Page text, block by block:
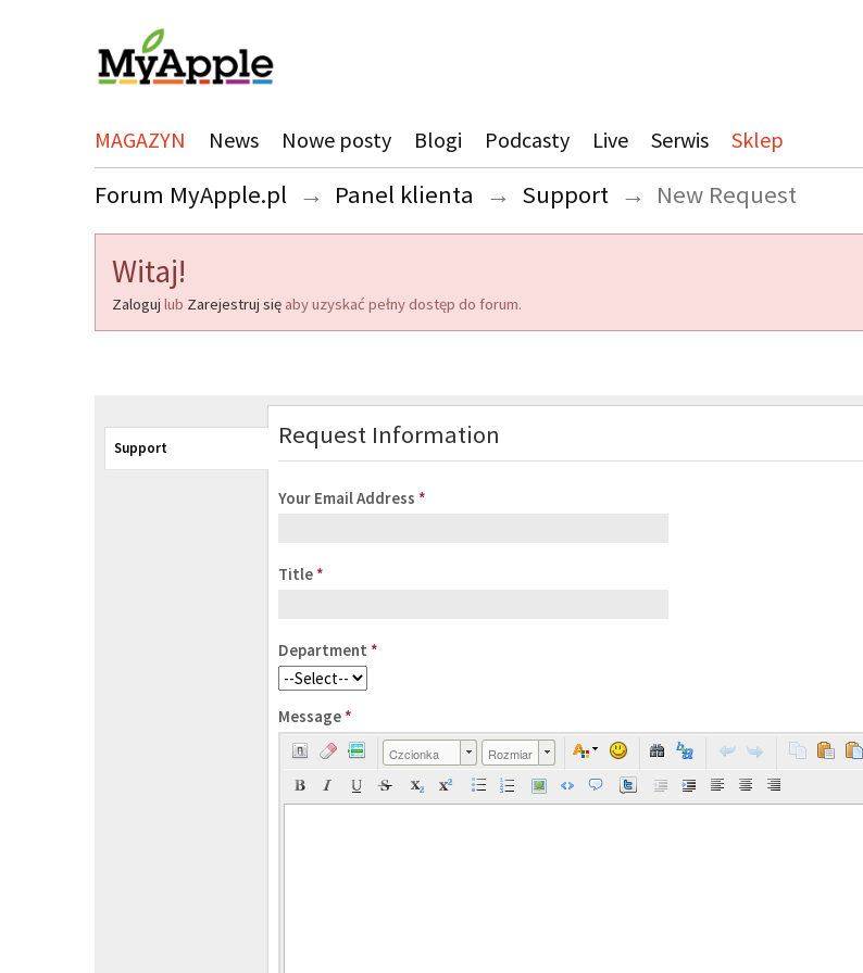
MAGAZYN News Nowe posty Blogi Podcasty Live Serwis Sklep
Forum MyApple.pl → Panel klienta → Support → New Request
Witaj!
Zaloguj lub Zarejestruj się aby uzyskać pełny dostęp do forum.
Support Request Information
Your Email Address *
Title *
Department *
Message *
Czcionka Rozmiar